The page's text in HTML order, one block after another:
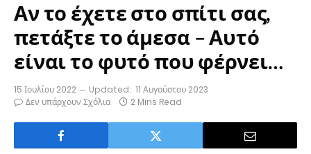
Αν το έχετε στο σπίτι σας,
πετάξτε το άμεσα – Αυτό
είναι το φυτό που φέρνει…
15 Ιουλίου 2022 Updated: 11 Αυγούστου 2023
Δεν υπάρχουν Σχόλια
2 Mins Read